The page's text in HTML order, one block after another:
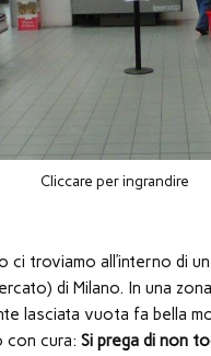
Cliccare per ingrandire
ci troviamo all’interno di
di Milano. In una zona
lasciata vuota fa bella
cura: Si prega di non